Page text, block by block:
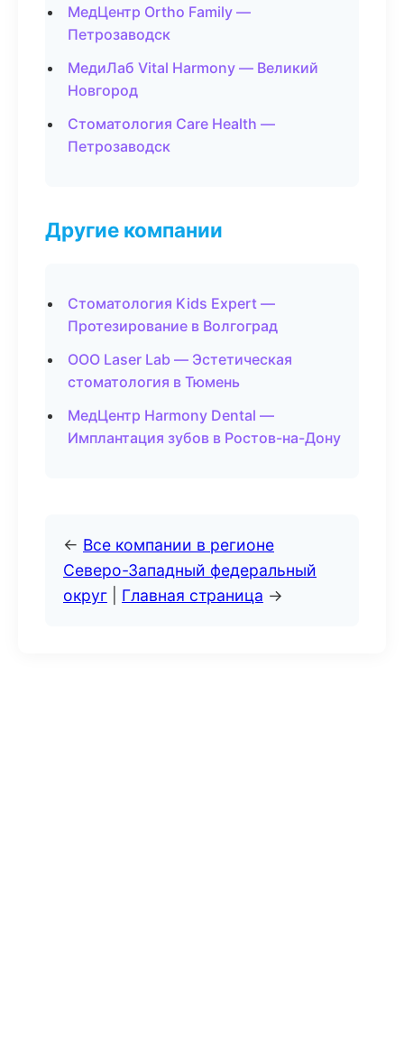
МедЦентр Ortho Family —
Петрозаводск
МедиЛаб Vital Harmony — Великий
Новгород
Стоматология Care Health —
Петрозаводск
Другие компании
Стоматология Kids Expert —
Протезирование в Волгоград
ООО Laser Lab — Эстетическая
стоматология в Тюмень
МедЦентр Harmony Dental —
Имплантация зубов в Ростов-на-Дону
← Все компании в регионе
Северо-Западный федеральный
округ
Главная страница →